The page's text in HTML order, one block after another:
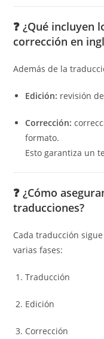
❓¿Qué incluyen
corrección en
Además de la
Edición: revisión
Corrección:
formato.
Esto garantiza un
❓¿Cómo
traducciones?
Cada traducción
varias fases:
Traducción
Edición
Corrección